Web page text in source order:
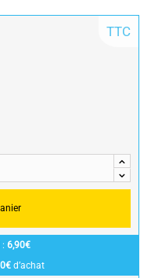
TTC
6,90€
d’achat